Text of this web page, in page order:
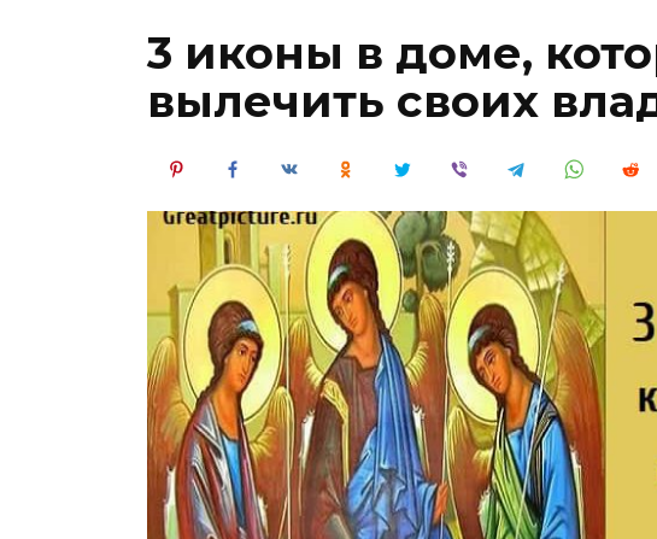
3 иконы в доме,
вылечить своих